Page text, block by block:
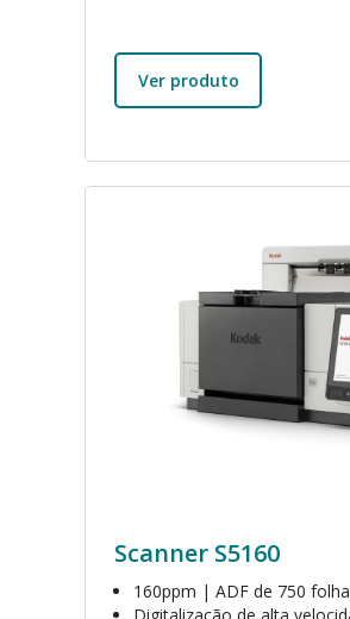
Ver produto
Scanner S5160
160ppm | ADF de 750